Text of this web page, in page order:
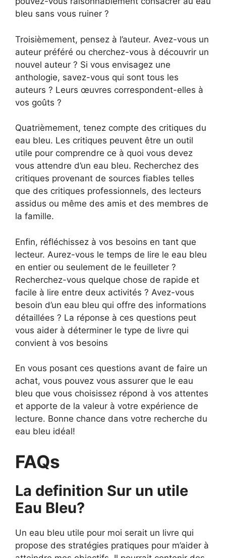
bleu sans vous ruiner ?
Troisièmement, pensez à l’auteur. Avez-vous un
auteur préféré ou cherchez-vous à découvrir un
nouvel auteur ? Si vous envisagez une
anthologie, savez-vous qui sont tous les
auteurs ? Leurs œuvres correspondent-elles à
vos goûts ?
Quatrièmement, tenez compte des critiques du
eau bleu. Les critiques peuvent être un outil
utile pour comprendre ce à quoi vous devez
vous attendre d’un eau bleu. Recherchez des
critiques provenant de sources fiables telles
que des critiques professionnels, des lecteurs
assidus ou même des amis et des membres de
la famille.
Enfin, réfléchissez à vos besoins en tant que
lecteur. Aurez-vous le temps de lire le eau bleu
en entier ou seulement de le feuilleter ?
Recherchez-vous quelque chose de rapide et
facile à lire entre deux activités ? Avez-vous
besoin d’un eau bleu qui offre des informations
détaillées ? La réponse à ces questions peut
vous aider à déterminer le type de livre qui
convient à vos besoins
En vous posant ces questions avant de faire un
achat, vous pouvez vous assurer que le eau
bleu que vous choisissez répond à vos attentes
et apporte de la valeur à votre expérience de
lecture. Bonne chance dans votre recherche du
eau bleu idéal!
FAQs
La definition Sur un utile
Eau Bleu?
Un eau bleu utile pour moi serait un livre qui
propose des stratégies pratiques pour m’aider à